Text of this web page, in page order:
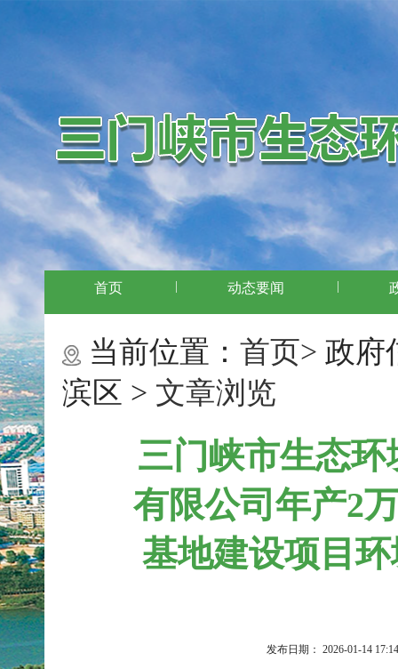
首页 动态要闻
当前位置： 首页> 政府
滨区 > 文章浏览
三门峡市生态
有限公司年产2
基地建设项目
发布日期： 2026-01-14 17:14